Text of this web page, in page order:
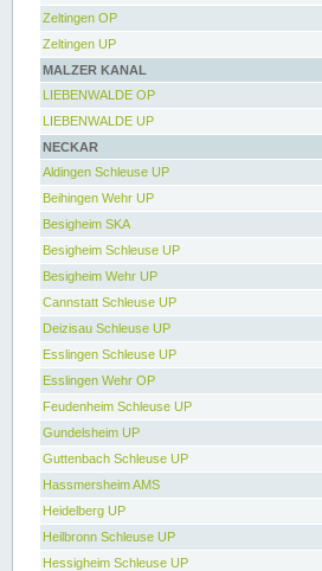
Zeltingen OP
Zeltingen UP
MALZER KANAL
LIEBENWALDE OP
LIEBENWALDE UP
NECKAR
Aldingen Schleuse UP
Beihingen Wehr UP
Besigheim SKA
Besigheim Schleuse UP
Besigheim Wehr UP
Cannstatt Schleuse UP
Deizisau Schleuse UP
Esslingen Schleuse UP
Esslingen Wehr OP
Feudenheim Schleuse UP
Gundelsheim UP
Guttenbach Schleuse UP
Hassmersheim AMS
Heidelberg UP
Heilbronn Schleuse UP
Hessigheim Schleuse UP